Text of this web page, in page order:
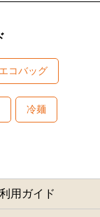
エコバッグ
冷麺
用ガイド